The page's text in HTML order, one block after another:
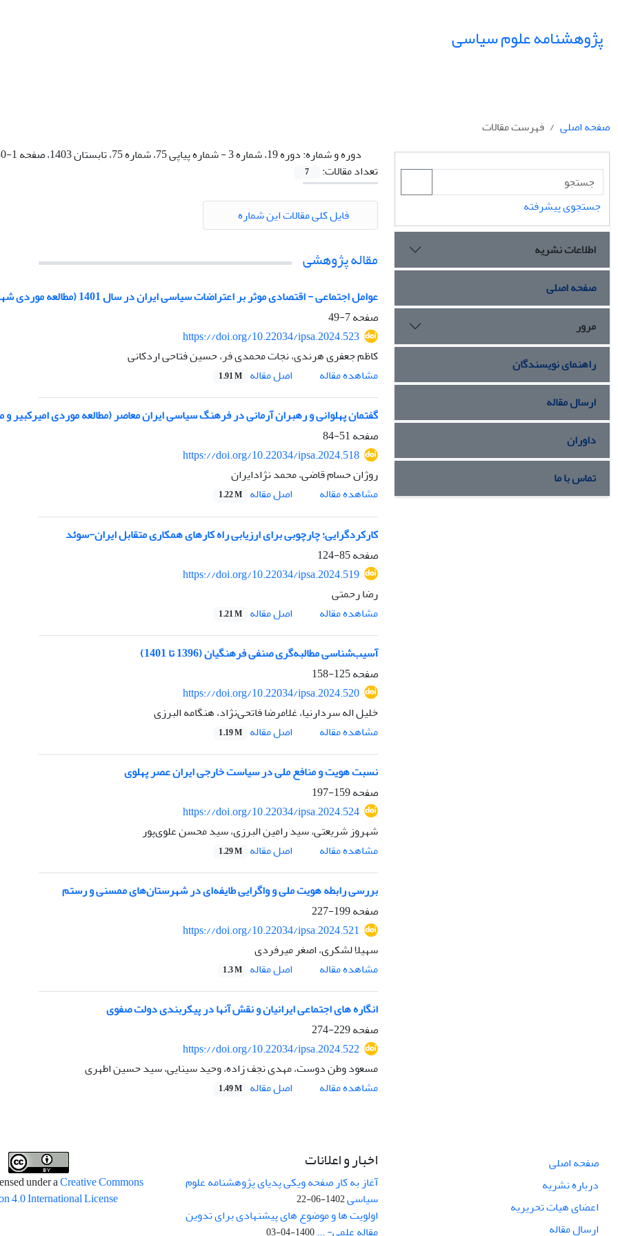
پژوهشنامه علوم سیاسی
صفحه اصلی
فهرست مقالات
دوره و شماره:دوره 19، شماره 3 - شماره پیاپی 75، شماره 75، تابستان 1403، صفحه 1-280
تعداد مقالات:
7
فایل کلی مقالات این شماره
مقاله پژوهشی
عوامل اجتماعی - اقتصادی موثر بر اعتراضات سیاسی ایران در سال 1401 (مطالعه موردی شهر اصفهان)
صفحه7-49
https://doi.org/10.22034/ipsa.2024.523
کاظم جعفری هرندی، نجات محمدی فر، حسین فتاحی اردکانی
مشاهده مقاله
اصل مقاله 1.91 M
گفتمان پهلوانی و رهبران آرمانی در فرهنگ سیاسی ایران معاصر (مطالعه موردی امیرکبیر
صفحه51-84
https://doi.org/10.22034/ipsa.2024.518
روژان حسام قاضی، محمد نژادایران
مشاهده مقاله
اصل مقاله 1.22 M
کارکردگرایی؛ چارچوبی برای ارزیابی راه کارهای همکاری متقابل ایران-سوئد
صفحه85-124
https://doi.org/10.22034/ipsa.2024.519
رضا رحمتی
مشاهده مقاله
اصل مقاله 1.21 M
آسیب‌شناسی مطالبه‌گری صنفی فرهنگیان (1396 تا 1401)
صفحه125-158
https://doi.org/10.22034/ipsa.2024.520
خلیل اله سردارنیا، غلامرضا فاتحی‌نژاد، هنگامه البرزی
مشاهده مقاله
اصل مقاله 1.19 M
نسبت هویت و منافع ملی در سیاست خارجی ایران عصر پهلوی
صفحه159-197
https://doi.org/10.22034/ipsa.2024.524
شهروز شریعتی، سید رامین البرزی، سید محسن علوی‌پور
مشاهده مقاله
اصل مقاله 1.29 M
بررسی رابطه هویت ملی و واگرایی طایفه‌ای در شهرستان‌های ممسنی و رستم
صفحه199-227
https://doi.org/10.22034/ipsa.2024.521
سهیلا لشکری، اصغر میرفردی
مشاهده مقاله
اصل مقاله 1.3 M
انگاره های اجتماعی ایرانیان و نقش آنها در پیکربندی دولت صفوی
صفحه229-274
https://doi.org/10.22034/ipsa.2024.522
مسعود وطن دوست، مهدی نجف زاده، وحید سینایی، سید حسین اطهری
مشاهده مقاله
اصل مقاله 1.49 M
جستجوی پیشرفته
اطلاعات نشریه
صفحه اصلی
مرور
راهنمای نویسندگان
ارسال مقاله
داوران
تماس با ما
صفحه اصلی
درباره نشریه
اعضای هیات تحریریه
ارسال مقاله
اخبار و اعلانات
آغاز به کار صفحه ویکی پدیای پژوهشنامه علوم
سیاسی1402-06-22
اولویت ها و موضوع های پیشنهادی برای تدوین
مقاله علمی- ...1400-04-03
under aCreative Commons
4.0 International License